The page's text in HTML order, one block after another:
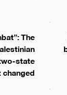
The
state